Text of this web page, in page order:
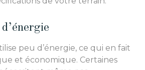
peu d’énergie, ce qui en fait
et économique. Certaines